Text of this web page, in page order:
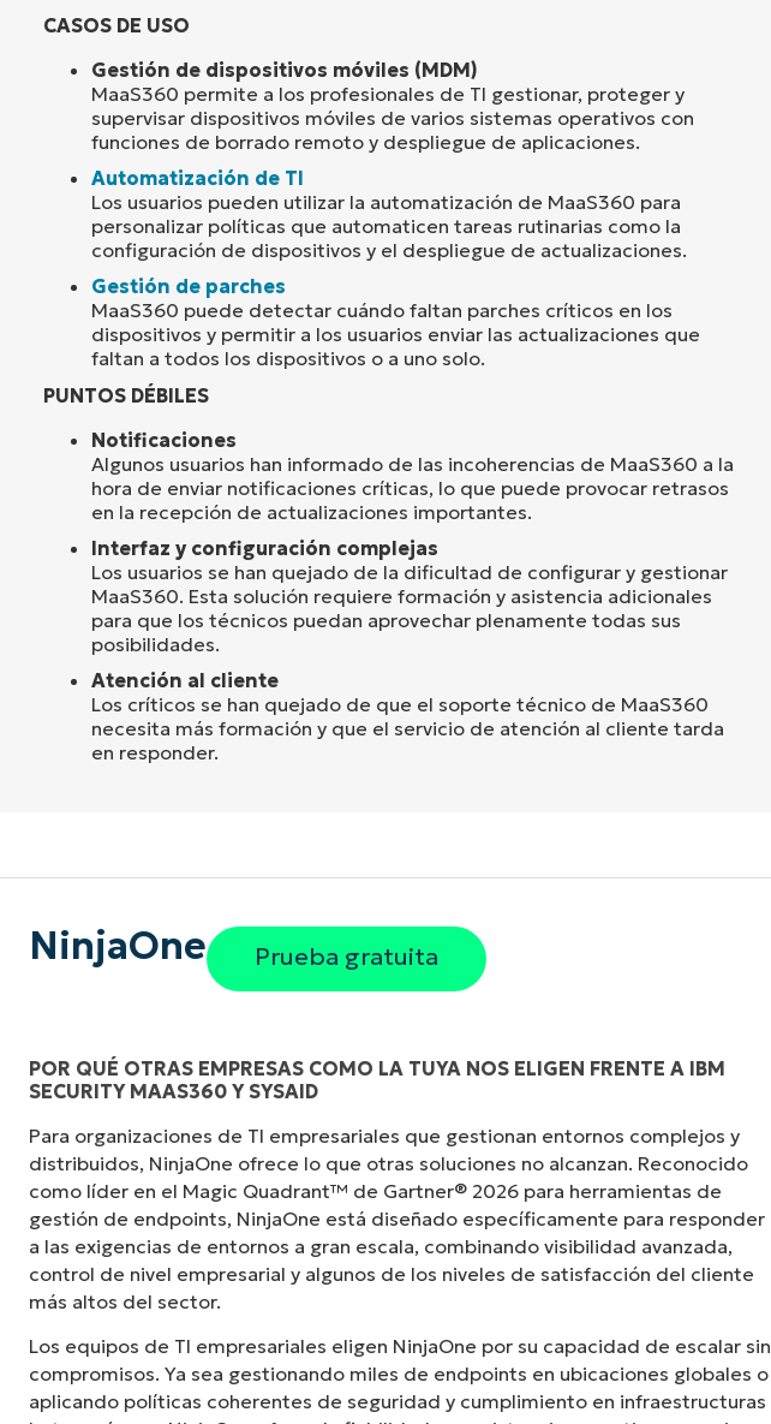
CASOS DE USO
Gestión de dispositivos móviles (MDM)
MaaS360 permite a los profesionales de TI gestionar, proteger y
supervisar dispositivos móviles de varios sistemas operativos con
funciones de borrado remoto y despliegue de aplicaciones.
Automatización de TI
Los usuarios pueden utilizar la automatización de MaaS360 para
personalizar políticas que automaticen tareas rutinarias como la
configuración de dispositivos y el despliegue de actualizaciones.
Gestión de parches
MaaS360 puede detectar cuándo faltan parches críticos en los
dispositivos y permitir a los usuarios enviar las actualizaciones que
faltan a todos los dispositivos o a uno solo.
PUNTOS DÉBILES
Notificaciones
Algunos usuarios han informado de las incoherencias de MaaS360 a la
hora de enviar notificaciones críticas, lo que puede provocar retrasos
en la recepción de actualizaciones importantes.
Interfaz y configuración complejas
Los usuarios se han quejado de la dificultad de configurar y gestionar
MaaS360. Esta solución requiere formación y asistencia adicionales
para que los técnicos puedan aprovechar plenamente todas sus
posibilidades.
Atención al cliente
Los críticos se han quejado de que el soporte técnico de MaaS360
necesita más formación y que el servicio de atención al cliente tarda
en responder.
NinjaOne Prueba gratuita
POR QUÉ OTRAS EMPRESAS COMO LA TUYA NOS ELIGEN FRENTE A IBM
SECURITY MAAS360 Y SYSAID
Para organizaciones de TI empresariales que gestionan entornos complejos y
distribuidos, NinjaOne ofrece lo que otras soluciones no alcanzan. Reconocido
como líder en el Magic Quadrant™ de Gartner® 2026 para herramientas de
gestión de endpoints, NinjaOne está diseñado específicamente para responder
a las exigencias de entornos a gran escala, combinando visibilidad avanzada,
control de nivel empresarial y algunos de los niveles de satisfacción del cliente
más altos del sector.
Los equipos de TI empresariales eligen NinjaOne por su capacidad de escalar sin
compromisos. Ya sea gestionando miles de endpoints en ubicaciones globales o
aplicando políticas coherentes de seguridad y cumplimiento en infraestructuras
«Antes, necesitaba entre 10 y 15 herramientas diferentes para hacer lo que
NinjaOne logra en una sola interfaz centralizada. NinjaOne hace la vida
mucho más fácil».
Ernie Turner
Director de TI en